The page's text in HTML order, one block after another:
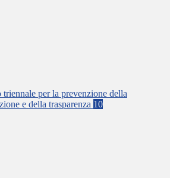
triennale per la prevenzione della
e della trasparenza 10